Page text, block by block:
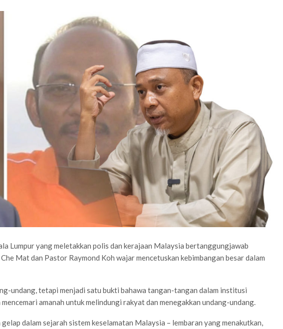
Lumpur yang meletakkan polis dan kerajaan Malaysia bertanggungjawab
Mat dan Pastor Raymond Koh wajar mencetuskan kebimbangan besar dalam
undang, tetapi menjadi satu bukti bahawa tangan-tangan dalam institusi
amanah untuk melindungi rakyat dan menegakkan undang-undang.
dalam sejarah sistem keselamatan Malaysia – lembaran yang menakutkan,